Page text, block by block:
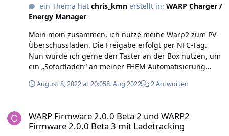
ein Thema hat chris_kmnerstellt in: WARP Charger /
Energy Manager
Moin moin zusammen, ich nutze meine Warp2 zum PV-
Überschussladen. Die Freigabe erfolgt per NFC-Tag.
Nun würde ich gerne den Taster an der Box nutzen, um
ein „Sofortladen“ an meiner FHEM Automatisierung
aus meiner Sicht besser genutzt werden, wenn er die
wird. Button_press_time wäre also null bei Ladestart
wenn er nicht gedrückt wurde, und größer null wenn er
August 8, 2022 at 20:058. Aug 2022 2 Antworten
WARP Firmware 2.0.0 Beta 2 und WARP2
Firmware 2.0.0 Beta 3 mit Ladetracking